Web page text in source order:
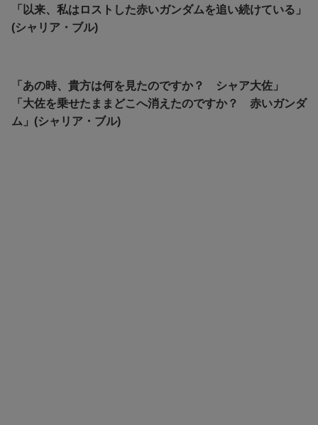
「以来、私はロストした赤いガンダムを追い続けている」
(シャリア・ブル)
「あの時、貴方は何を見たのですか？ シャア大佐」
「大佐を乗せたままどこへ消えたのですか？ 赤いガンダ
ム」(シャリア・ブル)